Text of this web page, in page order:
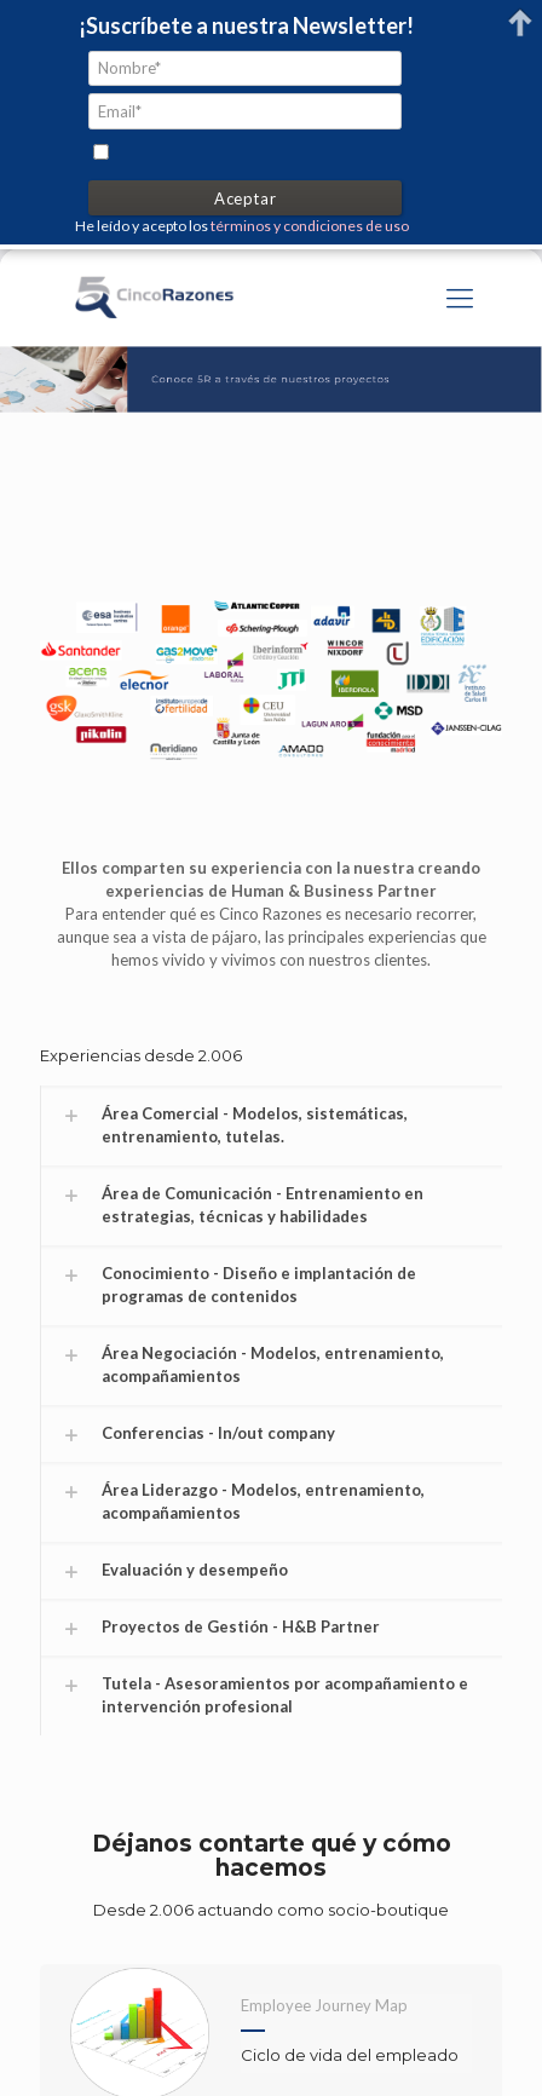
Ellos comparten su experiencia con la nuestra creando
experiencias de Human & Business Partner
Para entender qué es Cinco Razones es necesario recorrer,
aunque sea a vista de pájaro, las principales experiencias que
hemos vivido y vivimos con nuestros clientes.
Experiencias desde 2.006
Área Comercial - Modelos, sistemáticas,
entrenamiento, tutelas.
Área de Comunicación - Entrenamiento en
estrategias, técnicas y habilidades
Conocimiento - Diseño e implantación de
programas de contenidos
Área Negociación - Modelos, entrenamiento,
acompañamientos
Conferencias - In/out company
Área Liderazgo - Modelos, entrenamiento,
acompañamientos
Evaluación y desempeño
Proyectos de Gestión - H&B Partner
Tutela - Asesoramientos por acompañamiento e
intervención profesional
Déjanos contarte qué y cómo
hacemos
Desde 2.006 actuando como socio-boutique
Employee Journey Map
Ciclo de vida del empleado
¡Suscríbete a nuestra Newsletter!
He leído y acepto lostérminos y condiciones de uso